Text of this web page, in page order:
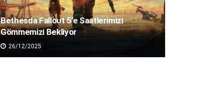
Bethesda Fallout 5’e Saatlerimizi
Gömmemizi Bekliyor
26/12/2025